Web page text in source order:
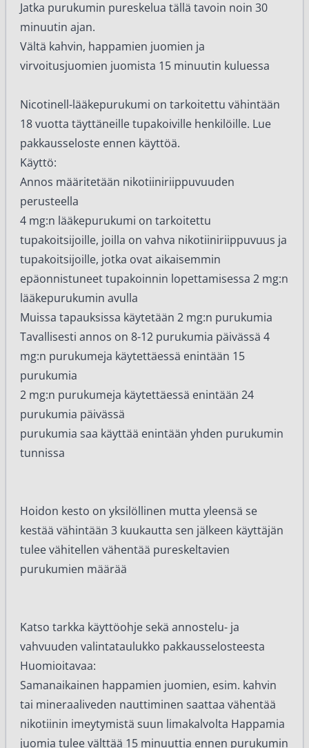
Jatka purukumin pureskelua tällä tavoin noin 30
minuutin ajan.
Vältä kahvin, happamien juomien ja
virvoitusjuomien juomista 15 minuutin kuluessa
Nicotinell-lääkepurukumi on tarkoitettu vähintään
18 vuotta täyttäneille tupakoiville henkilöille. Lue
pakkausseloste ennen käyttöä.
Käyttö:
Annos määritetään nikotiiniriippuvuuden
perusteella
4 mg:n lääkepurukumi on tarkoitettu
tupakoitsijoille, joilla on vahva nikotiiniriippuvuus ja
tupakoitsijoille, jotka ovat aikaisemmin
epäonnistuneet tupakoinnin lopettamisessa 2 mg:n
lääkepurukumin avulla
Muissa tapauksissa käytetään 2 mg:n purukumia
Tavallisesti annos on 8-12 purukumia päivässä 4
mg:n purukumeja käytettäessä enintään 15
purukumia
2 mg:n purukumeja käytettäessä enintään 24
purukumia päivässä
purukumia saa käyttää enintään yhden purukumin
tunnissa
Hoidon kesto on yksilöllinen mutta yleensä se
kestää vähintään 3 kuukautta sen jälkeen käyttäjän
tulee vähitellen vähentää pureskeltavien
purukumien määrää
Katso tarkka käyttöohje sekä annostelu- ja
vahvuuden valintataulukko pakkausselosteesta
Huomioitavaa:
Samanaikainen happamien juomien, esim. kahvin
tai mineraaliveden nauttiminen saattaa vähentää
nikotiinin imeytymistä suun limakalvolta Happamia
juomia tulee välttää 15 minuuttia ennen purukumin